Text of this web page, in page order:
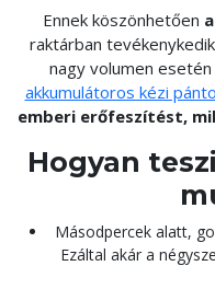
Ennek köszönhetően
raktárban
nagy volumen
akkumulátoros kézi
emberi erőfeszítést,
Hogyan
Másodpercek alatt,
Ezáltal akár a